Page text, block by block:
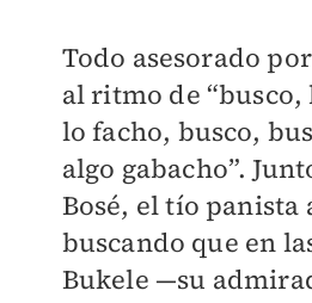
Todo asesorado
al ritmo de
lo facho, busco,
algo gabacho”.
Bosé, el tío panista
buscando que en
Bukele —su